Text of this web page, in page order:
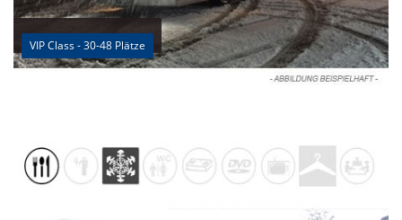
VIP Class - 30-48 Plätze